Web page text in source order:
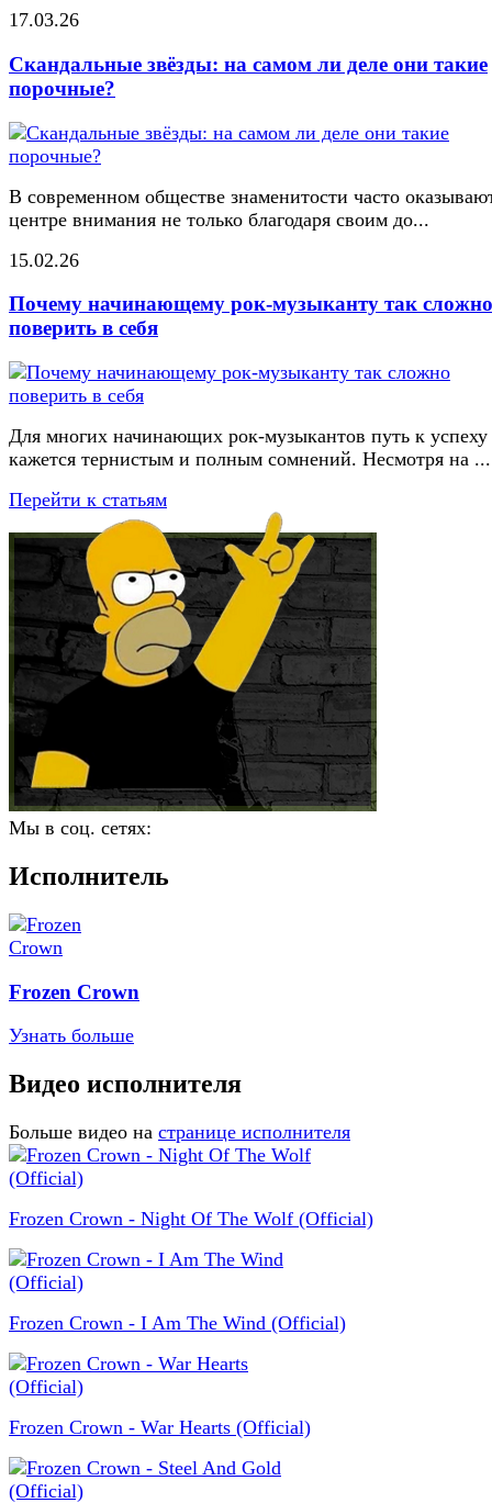
17.03.26
Скандальные звёзды: на самом ли деле они такие
порочные?
В современном обществе знаменитости часто
центре внимания не только благодаря своим до...
15.02.26
Почему начинающему рок-музыканту так сложно
поверить в себя
Для многих начинающих рок-музыкантов путь к успеху
кажется тернистым и полным сомнений. Несмотря на ...
Перейти к статьям
Мы в соц. сетях:
Исполнитель
Frozen Crown
Узнать больше
Видео исполнителя
Больше видео на странице исполнителя
Frozen Crown - Night Of The Wolf (Official)
Frozen Crown - I Am The Wind (Official)
Frozen Crown - War Hearts (Official)